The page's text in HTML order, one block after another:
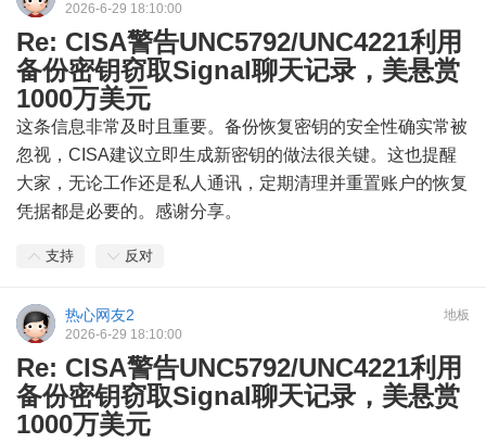
2026-6-29 18:10:00
Re: CISA警告UNC5792/UNC4221利用
备份密钥窃取Signal聊天记录，美悬赏
1000万美元
这条信息非常及时且重要。备份恢复密钥的安全性确实常被
忽视，CISA建议立即生成新密钥的做法很关键。这也提醒
大家，无论工作还是私人通讯，定期清理并重置账户的恢复
凭据都是必要的。感谢分享。
支持 反对
地板
热心网友2
2026-6-29 18:10:00
Re: CISA警告UNC5792/UNC4221利用
备份密钥窃取Signal聊天记录，美悬赏
1000万美元